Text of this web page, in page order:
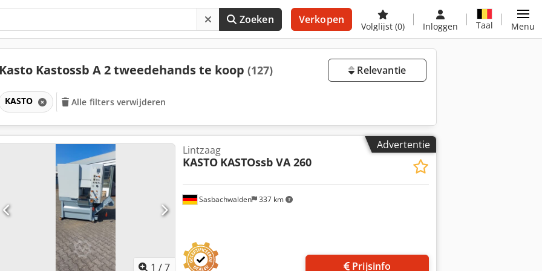
Zoeken Verkopen
Volglijst (0) Inloggen Taal Menu
Kasto Kastossb A 2 tweedehands te koop (127) Relevantie
KASTO Alle filters verwijderen
Advertentie
1 /7
Sasbachwalden 337 km
Lintzaag
KASTO KASTOssb VA 260
Prijsinfo